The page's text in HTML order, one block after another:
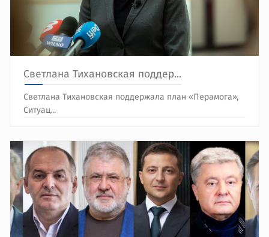
Светлана Тихановская поддер...
Светлана Тихановская поддержала план «Перамога»,
Ситуац...